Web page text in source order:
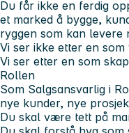
Du får ikke en ferdig
et marked å bygge,
ryggen som kan levere
Vi ser ikke etter en som
Vi ser etter en som
Rollen
Som Salgsansvarlig i
nye kunder, nye
Du skal være tett på